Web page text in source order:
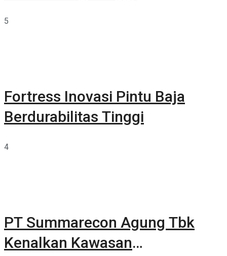
5
Fortress Inovasi Pintu Baja
Berdurabilitas Tinggi
4
PT Summarecon Agung Tbk
Kenalkan Kawasan